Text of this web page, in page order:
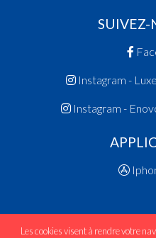
SUIVEZ-
Instagram -
Instagram -
Les cookies visent à rendre votre